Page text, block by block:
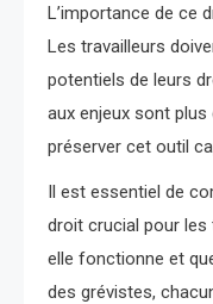
L’importance de ce
Les travailleurs
potentiels de leurs
aux enjeux sont
préserver cet outil
Il est essentiel de
droit crucial pour les
elle fonctionne et
des grévistes,